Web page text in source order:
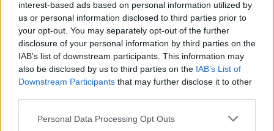
interest-based ads based on personal information utilized by
us or personal information disclosed to third parties prior to
your opt-out. You may separately opt-out of the further
disclosure of your personal information by third parties on the
IAB’s list of downstream participants. This information may
also be disclosed by us to third parties on the IAB’s List of
Downstream Participants that may further disclose it to other
Personal Data Processing Opt Outs
clientes seguridad en sus mudanzas
internacionales Barcelona Londres tanto en el
embalaje, montaje y desmontaje de mobiliarios
como en todo tipo de mercancías.
beneficios de la dación
auténtica magia en